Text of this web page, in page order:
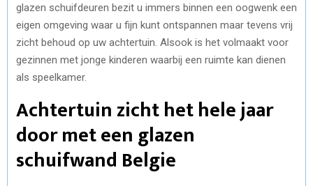
glazen schuifdeuren bezit u immers binnen een oogwenk een
eigen omgeving waar u fijn kunt ontspannen maar tevens vrij
zicht behoud op uw achtertuin. Alsook is het volmaakt voor
gezinnen met jonge kinderen waarbij een ruimte kan dienen
als speelkamer.
Achtertuin zicht het hele jaar
door met een glazen
schuifwand Belgie